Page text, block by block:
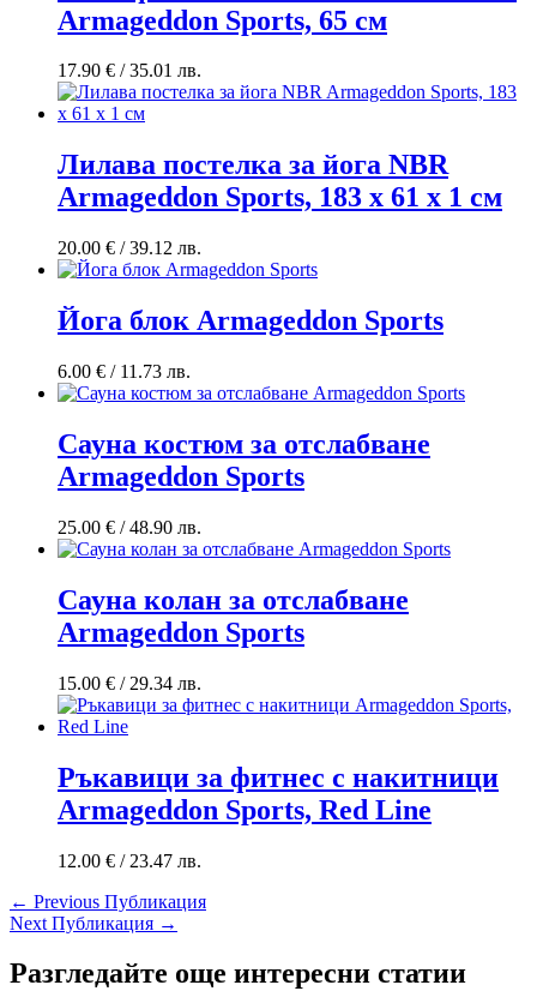
Armageddon Sports, 65 см
17.90 € / 35.01 лв.
Лилава постелка за йога NBR
Armageddon Sports, 183 x 61 x 1 см
20.00 € / 39.12 лв.
Йога блок Armageddon Sports
6.00 € / 11.73 лв.
Сауна костюм за отслабване
Armageddon Sports
25.00 € / 48.90 лв.
Сауна колан за отслабване
Armageddon Sports
15.00 € / 29.34 лв.
Ръкавици за фитнес с накитници
Armageddon Sports, Red Line
12.00 € / 23.47 лв.
← Previous Публикация
Next Публикация →
Разгледайте още интересни статии